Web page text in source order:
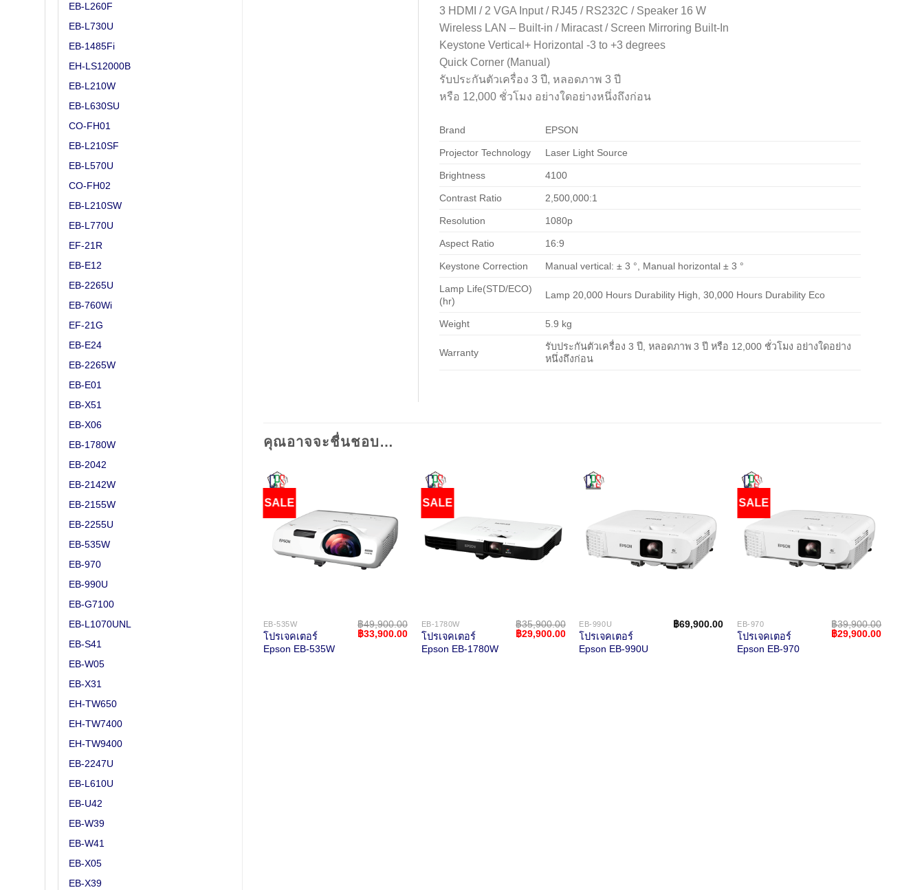
EB-L260F
EB-L730U
EB-1485Fi
EH-LS12000B
EB-L210W
EB-L630SU
CO-FH01
EB-L210SF
EB-L570U
CO-FH02
EB-L210SW
EB-L770U
EF-21R
EB-E12
EB-2265U
EB-760Wi
EF-21G
EB-E24
EB-2265W
EB-E01
EB-X51
EB-X06
EB-1780W
EB-2042
EB-2142W
EB-2155W
EB-2255U
EB-535W
EB-970
EB-990U
EB-G7100
EB-L1070UNL
EB-S41
EB-W05
EB-X31
EH-TW650
EH-TW7400
EH-TW9400
EB-2247U
EB-L610U
EB-U42
EB-W39
EB-W41
EB-X05
EB-X39
3 HDMI / 2 VGA Input / RJ45 / RS232C / Speaker 16 W
Wireless LAN – Built-in / Miracast / Screen Mirroring Built-In
Keystone Vertical+ Horizontal -3 to +3 degrees
Quick Corner (Manual)
รับประกันตัวเครื่อง 3 ปี, หลอดภาพ 3 ปี
หรือ 12,000 ชั่วโมง อย่างใดอย่างหนึ่งถึงก่อน
Brand EPSON
Projector Technology Laser Light Source
Brightness 4100
Contrast Ratio 2,500,000:1
Resolution 1080p
Aspect Ratio 16:9
Keystone Correction Manual vertical: ± 3 °, Manual horizontal ± 3 °
Lamp Life(STD/ECO)
(hr)
Lamp 20,000 Hours Durability High, 30,000 Hours Durability Eco
Weight 5.9 kg
Warranty
รับประกันตัวเครื่อง 3 ปี, หลอดภาพ 3 ปี หรือ 12,000 ชั่วโมง อย่างใดอย่าง
หนึ่งถึงก่อน
คุณอาจจะชื่นชอบ…
SALE
EB-535W
โปรเจคเตอร์
Epson EB-535W
฿49,900.00
Original
price
฿33,900.00Current
price
SALE
EB-1780W
โปรเจคเตอร์
Epson EB-1780W
฿35,900.00
Original
price
฿29,900.00Current
price
EB-990U
โปรเจคเตอร์
Epson EB-990U
฿69,900.00
SALE
EB-970
โปรเจคเตอร์
Epson EB-970
฿39,900.00
Original
price
฿29,900.00Current
41,900.00
฿41,900.00.
price
฿29,900.00.
SALE
EB-2142W
Current
price